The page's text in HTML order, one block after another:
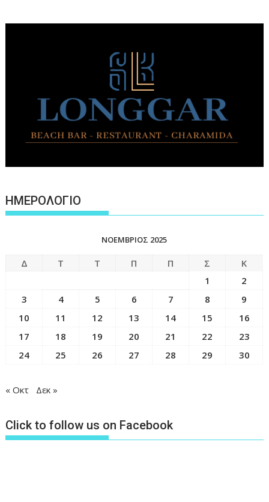
ΗΜΕΡΟΛΟΓΙΟ
ΝΟΈΜΒΡΙΟΣ 2025
Δ Τ Τ Π Π Σ
Κ
1
2
3
4 5 6 7 8
9
10
11 12 13 14 15
16
17
18 19 20 21 22
23
24
25 26 27 28 29 30
« Οκτ Δεκ »
Click to follow us on Facebook